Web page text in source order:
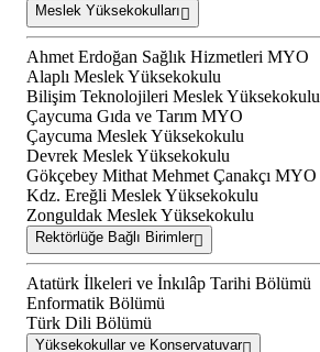
Meslek Yüksekokulları
Ahmet Erdoğan Sağlık Hizmetleri MYO
Alaplı Meslek Yüksekokulu
Bilişim Teknolojileri Meslek Yüksekokulu
Çaycuma Gıda ve Tarım MYO
Çaycuma Meslek Yüksekokulu
Devrek Meslek Yüksekokulu
Gökçebey Mithat Mehmet Çanakçı MYO
Kdz. Ereğli Meslek Yüksekokulu
Zonguldak Meslek Yüksekokulu
Rektörlüğe Bağlı Birimler
Atatürk İlkeleri ve İnkılâp Tarihi Bölümü
Enformatik Bölümü
Türk Dili Bölümü
Yüksekokullar ve Konservatuvar